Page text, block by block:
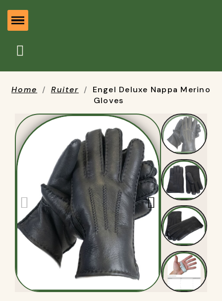
Home Ruiter
Engel Deluxe Nappa Merino
Gloves